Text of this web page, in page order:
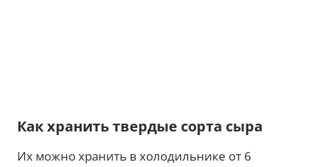
Как хранить твердые сорта сыра
Их можно хранить в холодильнике от 6